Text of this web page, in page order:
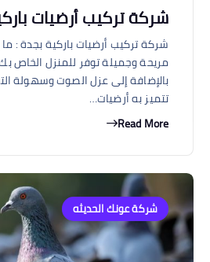
شركة تركيب أرضيات
شركة تركيب أرضيات باركية بجدة :
مريحة وجميلة توفر للمنزل الخاص
بالإضافة إلى عزل الصوت وسهولة
تتميز به أرضيات…
Read More
شركة عونك الحديثه